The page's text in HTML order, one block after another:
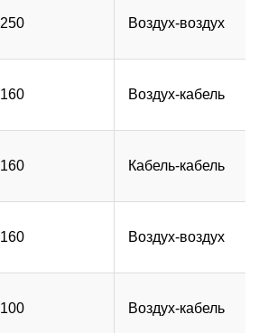
250 Воздух-воздух
160 Воздух-кабель
160 Кабель-кабель
160 Воздух-воздух
100 Воздух-кабель